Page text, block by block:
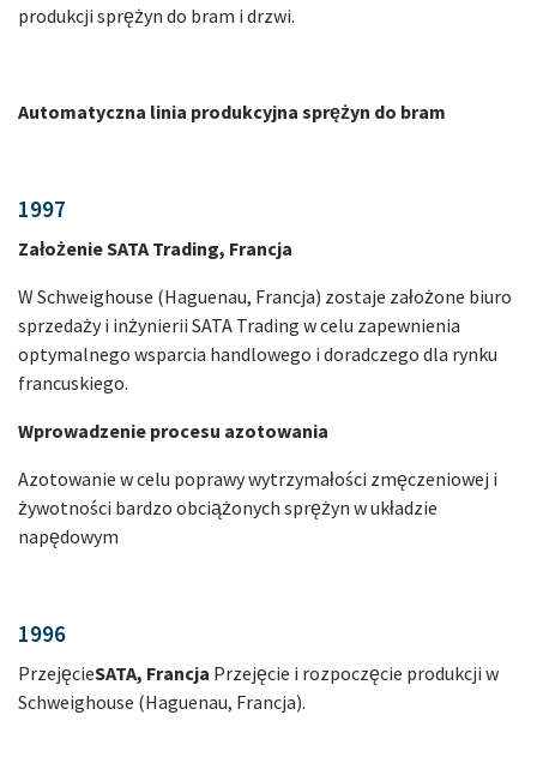
produkcji sprężyn do bram i drzwi.
Automatyczna linia produkcyjna sprężyn do bram
1997
Założenie SATA Trading, Francja
W Schweighouse (Haguenau, Francja) zostaje założone biuro
sprzedaży i inżynierii SATA Trading w celu zapewnienia
optymalnego wsparcia handlowego i doradczego dla rynku
francuskiego.
Wprowadzenie procesu azotowania
Azotowanie w celu poprawy wytrzymałości zmęczeniowej i
żywotności bardzo obciążonych sprężyn w układzie
napędowym
1996
PrzejęcieSATA, Francja Przejęcie i rozpoczęcie produkcji w
Schweighouse (Haguenau, Francja).